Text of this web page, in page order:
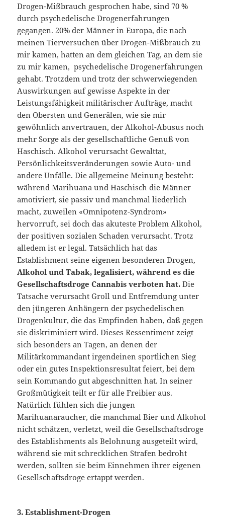
Drogen-Mißbrauch gesprochen habe, sind 70 %
durch psychedelische Drogenerfahrungen
gegangen. 20% der Männer in Europa, die nach
meinen Tierversuchen über Drogen-Mißbrauch zu
mir kamen, hatten an dem gleichen Tag, an dem sie
zu mir kamen, psychedelische Drogenerfahrungen
gehabt. Trotzdem und trotz der schwerwiegenden
Auswirkungen auf gewisse Aspekte in der
Leistungsfähigkeit militärischer Aufträge, macht
den Obersten und Generälen, wie sie mir
gewöhnlich anvertrauen, der Alkohol-Abusus noch
mehr Sorge als der gesellschaftliche Genuß von
Haschisch. Alkohol verursacht Gewalttat,
Persönlichkeitsveränderungen sowie Auto- und
andere Unfälle. Die allgemeine Meinung besteht:
während Marihuana und Haschisch die Männer
amotiviert, sie passiv und manchmal liederlich
macht, zuweilen «Omnipotenz-Syndrom»
hervorruft, sei doch das akuteste Problem Alkohol,
der positiven sozialen Schaden verursacht. Trotz
alledem ist er legal. Tatsächlich hat das
Establishment seine eigenen besonderen Drogen,
Alkohol und Tabak, legalisiert, während es die
Gesellschaftsdroge Cannabis verboten hat. Die
Tatsache verursacht Groll und Entfremdung unter
den jüngeren Anhängern der psychedelischen
Drogenkultur, die das Empfinden haben, daß gegen
sie diskriminiert wird. Dieses Ressentiment zeigt
sich besonders an Tagen, an denen der
Militärkommandant irgendeinen sportlichen Sieg
oder ein gutes Inspektionsresultat feiert, bei dem
sein Kommando gut abgeschnitten hat. In seiner
Großmütigkeit teilt er für alle Freibier aus.
Natürlich fühlen sich die jungen
Marihuanaraucher, die manchmal Bier und Alkohol
nicht schätzen, verletzt, weil die Gesellschaftsdroge
des Establishments als Belohnung ausgeteilt wird,
während sie mit schrecklichen Strafen bedroht
werden, sollten sie beim Einnehmen ihrer eigenen
Gesellschaftsdroge ertappt werden.
3. Establishment-Drogen